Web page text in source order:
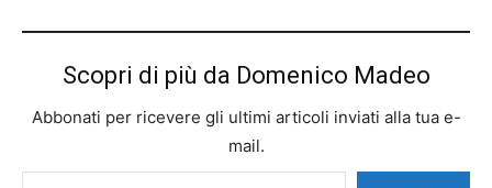
Scopri di più da Domenico Madeo
Abbonati per ricevere gli ultimi articoli inviati alla tua e-
mail.
Digita la tua e-mail...